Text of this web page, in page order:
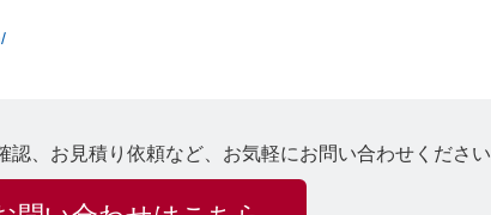
認、お見積り依頼など、お気軽にお問い合わせください